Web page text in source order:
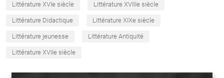
Littérature XVIe siècle Littérature XVIIIe siècle
Littérature Didactique Littérature XIXe siècle
Littérature jeunesse Littérature Antiquité
Littérature XVIIe siècle